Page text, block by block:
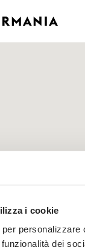
i cookie
personalizzare
dei